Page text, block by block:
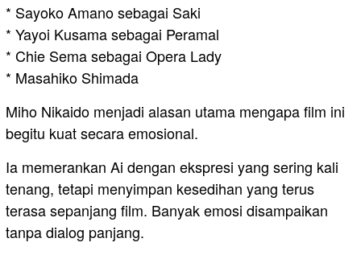
* Sayoko Amano sebagai Saki
* Yayoi Kusama sebagai Peramal
* Chie Sema sebagai Opera Lady
* Masahiko Shimada
Miho Nikaido menjadi alasan utama mengapa film ini
begitu kuat secara emosional.
Ia memerankan Ai dengan ekspresi yang sering kali
tenang, tetapi menyimpan kesedihan yang terus
terasa sepanjang film. Banyak emosi disampaikan
tanpa dialog panjang.